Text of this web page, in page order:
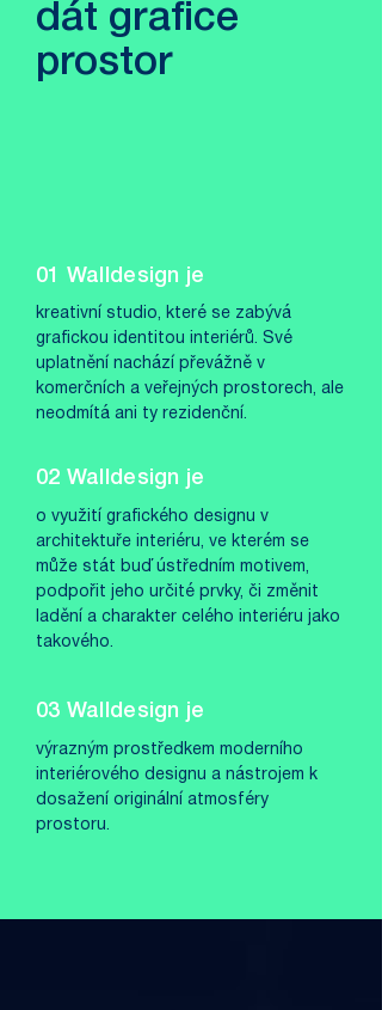
dát grafice
prostor
01 Walldesign je
kreativní studio, které se zabývá
grafickou identitou interiérů. Své
uplatnění nachází převážně v
komerčních a veřejných prostorech, ale
neodmítá ani ty rezidenční.
02 Walldesign je
o využití grafického designu v
architektuře interiéru, ve kterém se
může stát buď ústředním motivem,
podpořit jeho určité prvky, či změnit
ladění a charakter celého interiéru jako
takového.
03 Walldesign je
výrazným prostředkem moderního
interiérového designu a nástrojem k
dosažení originální atmosféry
prostoru.